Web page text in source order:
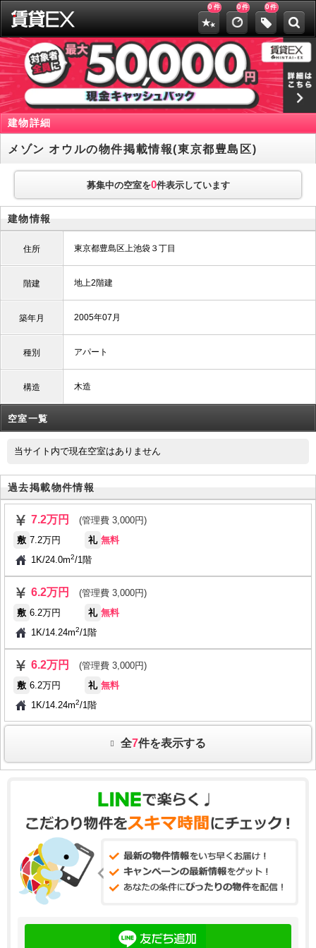
0 件 0件 0件
建物詳細
メゾン オウルの物件掲載情報(東京都豊島区)
募集中の空室を0件表示しています
建物情報
住所 東京都豊島区上池袋３丁目
階建 地上2階建
築年月 2005年07月
種別 アパート
構造 木造
空室一覧
当サイト内で現在空室はありません
過去掲載物件情報
7.2万円
(管理費 3,000円)
敷 7.2万円 礼 無料
1K/24.0m2/1階
6.2万円
(管理費 3,000円)
敷 6.2万円 礼 無料
1K/14.24m2/1階
6.2万円
(管理費 3,000円)
敷 6.2万円 礼 無料
1K/14.24m2/1階
全7件を表示する